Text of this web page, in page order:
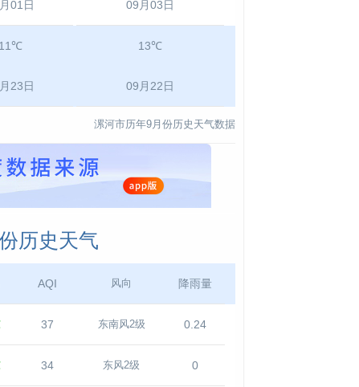
01日 09月03日
11℃
23日
13℃
09月22日
漯河市历年9月份历史天气数据
历史天气
AQI 风向 降雨量
37 东南风2级 0.24
34 东风2级 0